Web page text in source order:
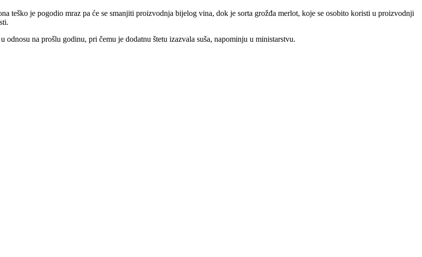
teško je pogodio mraz pa će se smanjiti proizvodnja bijelog vina, dok je sorta grožđa merlot, koje se osobito koristi u proizvodnji
na prošlu godinu, pri čemu je dodatnu štetu izazvala suša, napominju u ministarstvu.